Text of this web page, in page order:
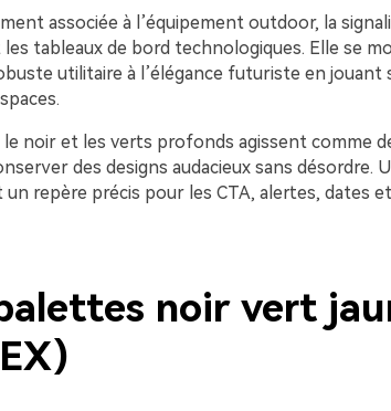
associée à l’équipement outdoor, la
tableaux de bord technologiques. Elle se
utilitaire à l’élégance futuriste en jouant
le noir et les verts profonds agissent comme
des designs audacieux sans désordre.
un repère précis pour les CTA, alertes, dates et
noir vert